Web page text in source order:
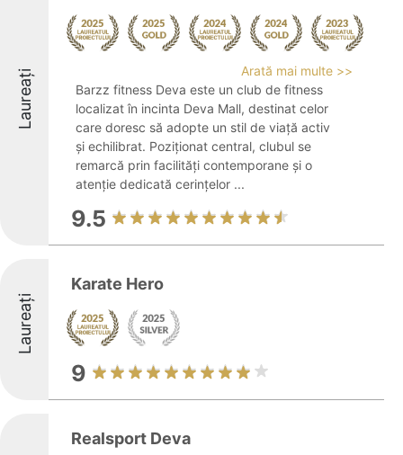
Laureați
Arată mai multe >>
Barzz fitness Deva este un club de fitness
localizat în incinta Deva Mall, destinat celor
care doresc să adopte un stil de viață activ
și echilibrat. Poziționat central, clubul se
remarcă prin facilități contemporane și o
atenție dedicată cerințelor ...
9.5
Laureați
Karate Hero
9
Realsport Deva